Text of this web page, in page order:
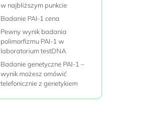
w najbliższym punkcie
Badanie PAI-1 cena
Pewny wynik badania
polimorfizmu PAI-1 w
laboratorium testDNA
Badanie genetyczne PAI-1 –
wynik możesz omówić
telefonicznie z genetykiem